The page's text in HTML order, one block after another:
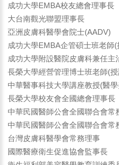
成功大學EMBA校友總會理事長
大台南觀光聯盟理事長
亞洲皮膚科醫學會院士(AADV)
成功大學EMBA企管碩士班老師
成功大學附設醫院皮膚科兼任主
長榮大學經營管理博士班老師(
中華醫事科技大學講座教授(醫
長榮大學校友會全國總會理事長
中華民國醫師公會全國聯合會常
中華民國醫師公會全國聯合會常
台灣皮膚科醫學會常務理事
國際醫療衛生促進協會監事長